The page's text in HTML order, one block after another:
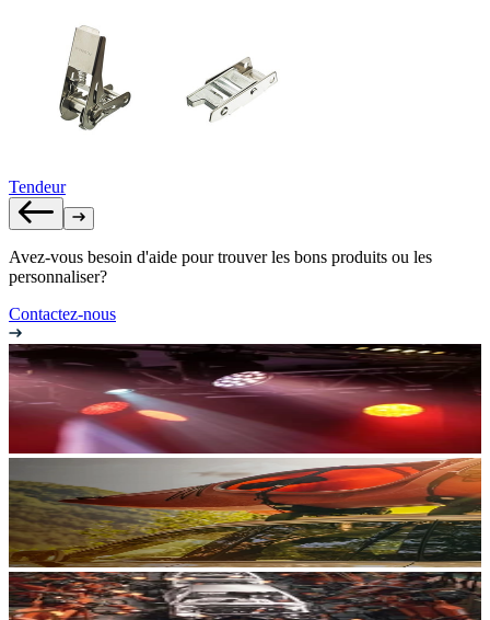
Tendeur
Avez-vous besoin d'aide pour trouver les bons produits ou les
personnaliser?
Contactez-nous